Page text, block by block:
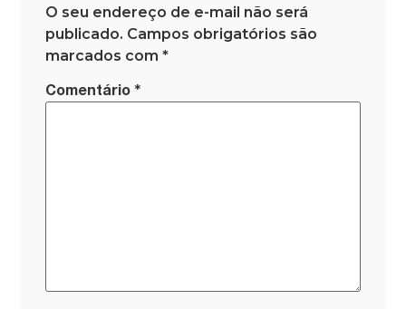
O seu endereço de e-mail não será
publicado. Campos obrigatórios são
marcados com*
Comentário*